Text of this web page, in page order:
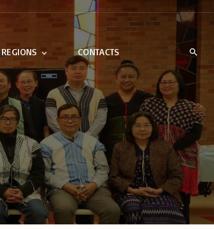
REGIONS
East Coast North
East Coast South
Mid-West North
Mid-West South
Central North
Central South
West Coast
CONTACTS